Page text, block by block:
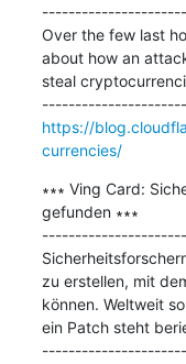
Over the few last
about how an
steal
https://
currencies/
∗∗∗ Ving Card:
gefunden ∗∗∗
zu erstellen, mit
können. Weltweit
ein Patch steht